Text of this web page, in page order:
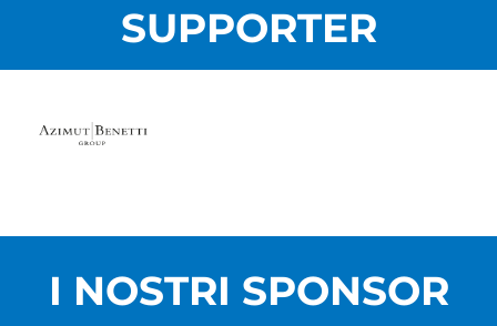
SUPPORTER
I NOSTRI SPONSOR